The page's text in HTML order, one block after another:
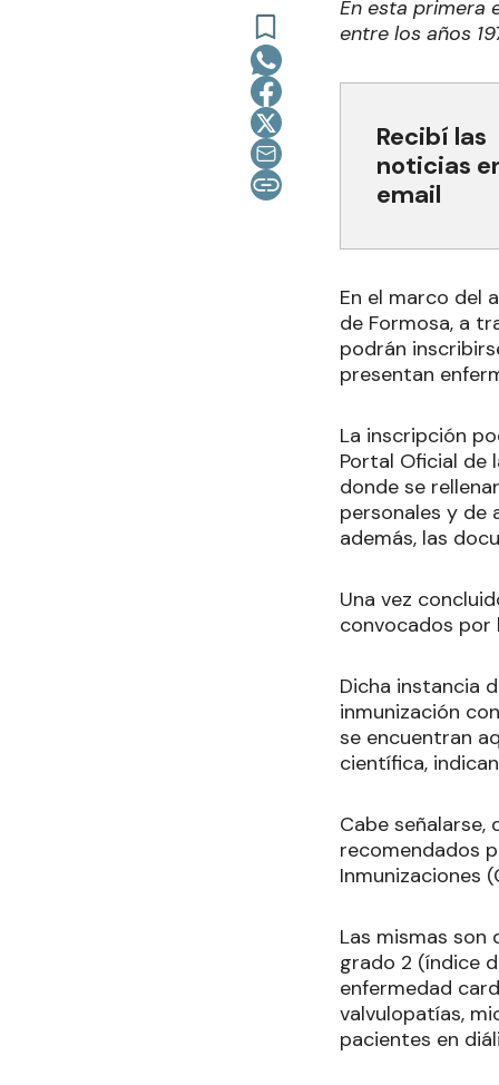
En esta primera
entre los años
Recibí las
noticias
email
En el marco del
de Formosa, a
podrán
presentan
La inscripción
Portal Oficial de
donde se
personales y de
además, las
Una vez
convocados por
Dicha instancia
inmunización
se encuentran
científica,
Cabe
recomendados
Inmunizaciones
Las mismas son
grado 2 (índice
enfermedad
valvulopatías,
pacientes en